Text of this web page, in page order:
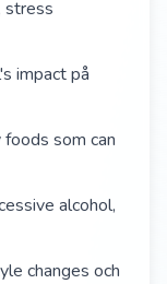
stress
impact på
som can
alcohol,
changes och